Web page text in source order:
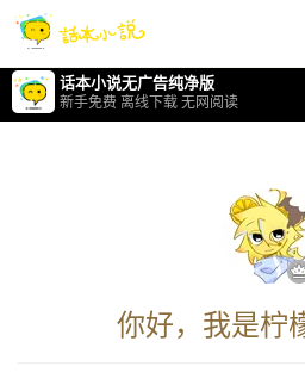
话本小说无广告纯净版
新手免费 离线下载 无网阅读
你好，我是柠